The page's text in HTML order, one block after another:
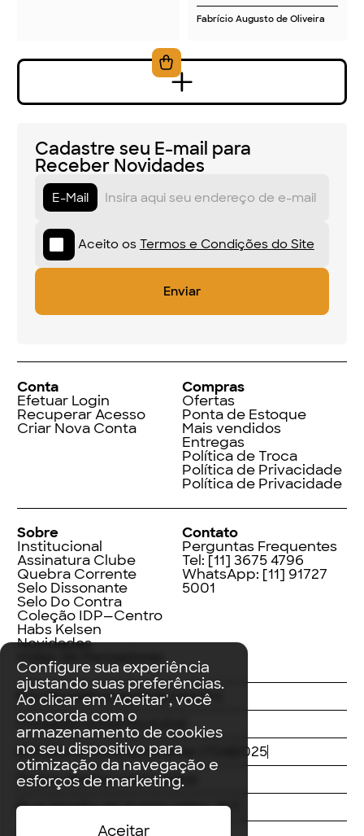
Configure sua experiência
ajustando suas preferências.
Ao clicar em 'Aceitar', você
concorda com o
armazenamento de cookies
no seu dispositivo para
otimização da navegação e
esforços de marketing.
Aceitar
Fabrício Augusto de Oliveira
Cadastre seu E-mail para
Receber Novidades
E-Mail
Aceito os Termos e Condições do Site
Conta
Efetuar Login
Recuperar Acesso
Criar Nova Conta
Compras
Ofertas
Ponta de Estoque
Mais vendidos
Entregas
Política de Troca
Política de Privacidade
Política de Privacidade
Sobre
Institucional
Assinatura Clube
Quebra Corrente
Selo Dissonante
Selo Do Contra
Coleção IDP—Centro
Habs Kelsen
Novidades
Index de Pensadores
Contato
Perguntas Frequentes
Tel: [11] 3675 4796
WhatsApp: [11] 91727
5001
FacebookInstagramLinkedIn
ThreadsTwitterYoutube
© Editora Contracorrente LTDA
2025
Todos direitos reservados
Rua Vergílio de Araújo Valim, 167